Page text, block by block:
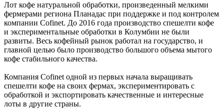
Лот кофе натуральной обработки, произведенный мелкими
фермерами региона Планадас при поддержке и под контролем
компании Cofinet. До 2016 года производство спешелти кофе
и экспериментальные обработки в Колумбии не были
развиты. Весь кофейный рынок работал на государство, и
главной целью было производство большого объема мытого
кофе стабильного качества.
Компания Cofinet одной из первых начала выращивать
спешелти кофе на своих фермах, экспериментировать с
обработкой и экспортировать качественные и интересные
лоты в другие страны.